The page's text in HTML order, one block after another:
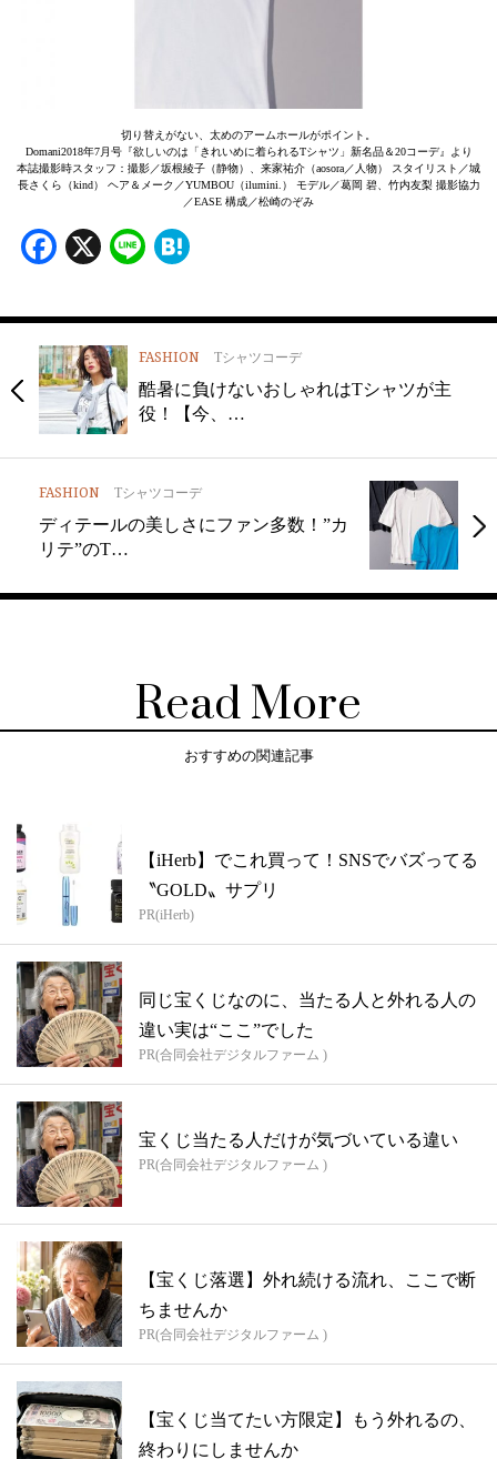
切り替えがない、太めのアームホールがポイント。
Domani2018年7月号『欲しいのは「きれいめに着られるTシャツ」新名品＆20コーデ』より
本誌撮影時スタッフ：撮影／坂根綾子（静物）、来家祐介（aosora／人物） スタイリスト／城
長さくら（kind） ヘア＆メーク／YUMBOU（ilumini.） モデル／葛岡 碧、竹内友梨 撮影協力
／EASE 構成／松崎のぞみ
Facebook
X Line
FASHION Tシャツコーデ
酷暑に負けないおしゃれはTシャツが主
役！【今、…
FASHION Tシャツコーデ
ディテールの美しさにファン多数！”カ
リテ”のT…
Read More
おすすめの関連記事
【iHerb】でこれ買って！SNSでバズってる
〝GOLD〟サプリ
PR(iHerb)
同じ宝くじなのに、当たる人と外れる人の
違い実は“ここ”でした
PR(合同会社デジタルファーム )
宝くじ当たる人だけが気づいている違い
PR(合同会社デジタルファーム )
【宝くじ落選】外れ続ける流れ、ここで断
ちませんか
PR(合同会社デジタルファーム )
【宝くじ当てたい方限定】もう外れるの、
終わりにしませんか